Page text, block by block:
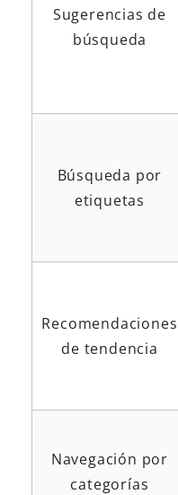
Sugerencias de
búsqueda
Búsqueda por
etiquetas
Recomendaciones
de tendencia
Navegación por
categorías